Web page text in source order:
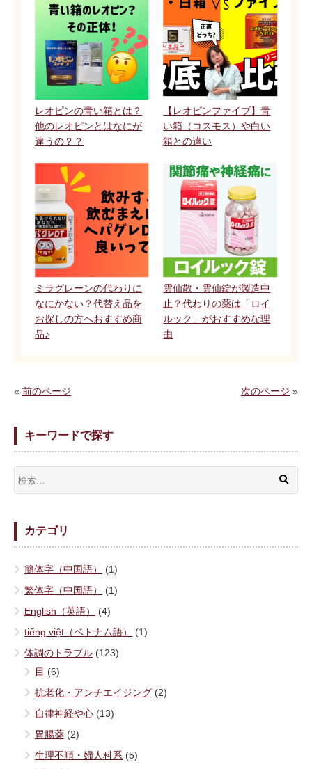
レオピンの青い箱とは？
他のレオピンとはなにが
違うの？？
【レオピンファイブ】青
い箱（コスモス）や白い
箱との違い
ミラグレーンの代わりに
なにかない？代替え品を
お探しの方へおすすめ商
品♪
雲仙散・雲仙錠が製造中
止？代わりの薬は「ロイ
ルック」がおすすめな理
由
« 前のページ 次のページ »
キーワードで探す
カテゴリ
簡体字（中国語）
(1)
繁体字（中国語）
(1)
English（英語）
(4)
tiếng việt（ベトナム語）
(1)
体調のトラブル (123)
目 (6)
抗老化・アンチエイジング (2)
自律神経や心 (13)
胃腸薬 (2)
生理不順・婦人科系 (5)